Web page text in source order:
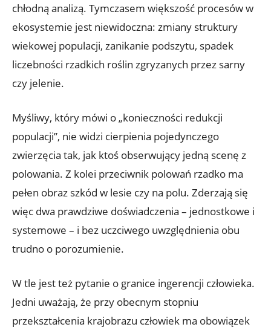
chłodną analizą. Tymczasem większość procesów w
ekosystemie jest niewidoczna: zmiany struktury
wiekowej populacji, zanikanie podszytu, spadek
liczebności rzadkich roślin zgryzanych przez sarny
czy jelenie.
Myśliwy, który mówi o „konieczności redukcji
populacji”, nie widzi cierpienia pojedynczego
zwierzęcia tak, jak ktoś obserwujący jedną scenę z
polowania. Z kolei przeciwnik polowań rzadko ma
pełen obraz szkód w lesie czy na polu. Zderzają się
więc dwa prawdziwe doświadczenia – jednostkowe i
systemowe – i bez uczciwego uwzględnienia obu
trudno o porozumienie.
W tle jest też pytanie o granice ingerencji człowieka.
Jedni uważają, że przy obecnym stopniu
przekształcenia krajobrazu człowiek ma obowiązek